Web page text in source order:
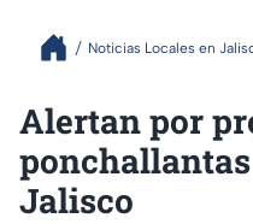
Noticias Locales en
Alertan por
Jalisco